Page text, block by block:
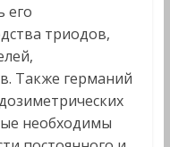
его
триодов,
Также германий
необходимы